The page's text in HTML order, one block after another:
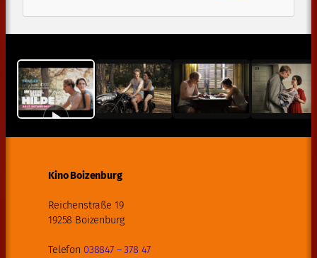
Kino Boizenburg
Reichenstraße 19
19258 Boizenburg
Telefon 038847 – 378 47